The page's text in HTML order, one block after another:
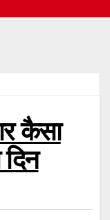
कैसा